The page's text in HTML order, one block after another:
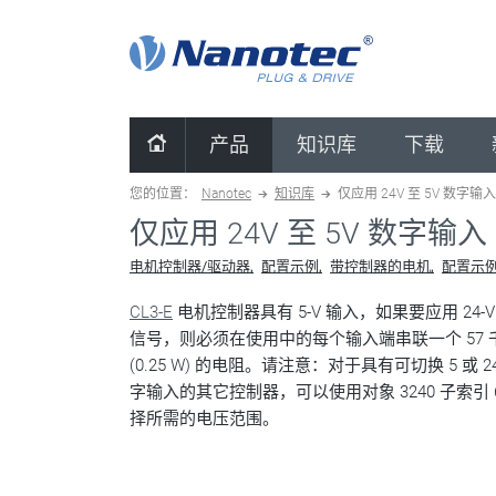
产品 知识库 下载
您的位置： Nanotec 知识库 仅应用 24V 至 5V 数字输入
仅应用 24V 至 5V 数字输入
电机控制器/驱动器 配置示例 带控制器的电机 配置示
CL3-E 电机控制器具有 5-V 输入，如果要应用 24-
信号，则必须在使用中的每个输入端串联一个 57
(0.25 W) 的电阻。请注意：对于具有可切换 5 或
字输入的其它控制器，可以使用对象 3240 子索引
择所需的电压范围。